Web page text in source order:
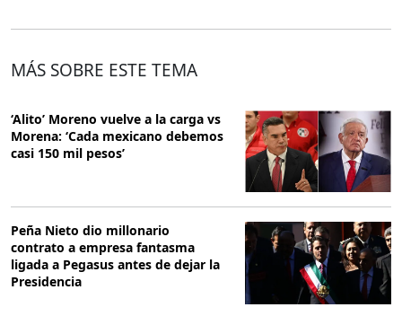
MÁS SOBRE ESTE TEMA
‘Alito’ Moreno vuelve a la carga vs
Morena: ‘Cada mexicano debemos
casi 150 mil pesos’
Peña Nieto dio millonario
contrato a empresa fantasma
ligada a Pegasus antes de dejar la
Presidencia